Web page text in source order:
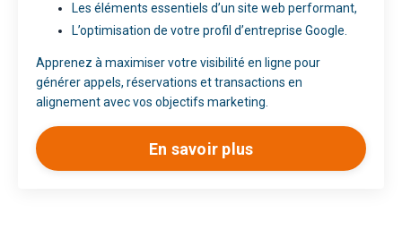
Les éléments essentiels d’un site web performant,
L’optimisation de votre profil d’entreprise Google.
Apprenez à maximiser votre visibilité en ligne pour
générer appels, réservations et transactions en
alignement avec vos objectifs marketing.
En savoir plus